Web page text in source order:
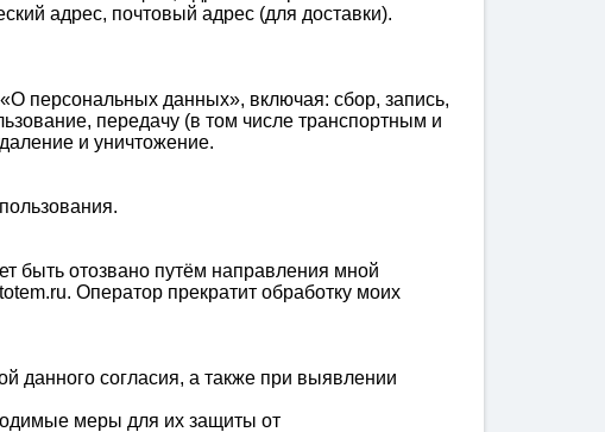
адрес, почтовый адрес (для доставки).
персональных данных», включая: сбор, запись,
передачу (в том числе транспортным и
и уничтожение.
быть отозвано путём направления мной
Оператор прекратит обработку моих
данного согласия, а также при выявлении
меры для их защиты от